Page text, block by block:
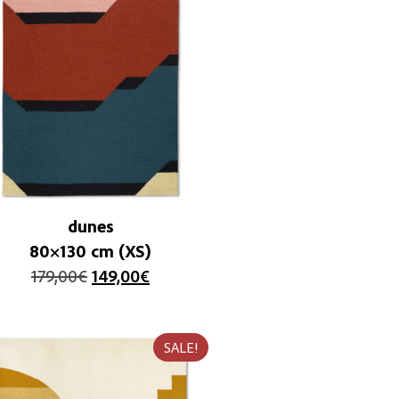
dunes
80×130 cm (XS)
179,00€ 149,00€
SALE!